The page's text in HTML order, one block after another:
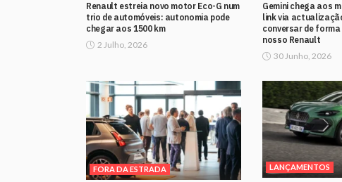
Renault estreia novo motor Eco-G num
trio de automóveis: autonomia pode
chegar aos 1500 km
2 Julho, 2026
Gemini chega aos
link via
conversar de
nosso Renault
30 Junho, 2026
FORA DA ESTRADA LANÇAMENTOS